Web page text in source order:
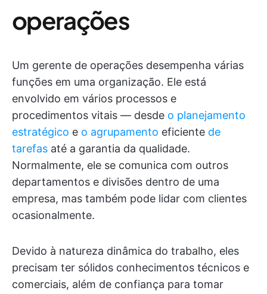
operações
Um gerente de operações desempenha várias
funções em uma organização. Ele está
envolvido em vários processos e
procedimentos vitais — desde o planejamento
estratégico e o agrupamento eficiente de
tarefas até a garantia da qualidade.
Normalmente, ele se comunica com outros
departamentos e divisões dentro de uma
empresa, mas também pode lidar com clientes
ocasionalmente.
Devido à natureza dinâmica do trabalho, eles
precisam ter sólidos conhecimentos técnicos e
comerciais, além de confiança para tomar